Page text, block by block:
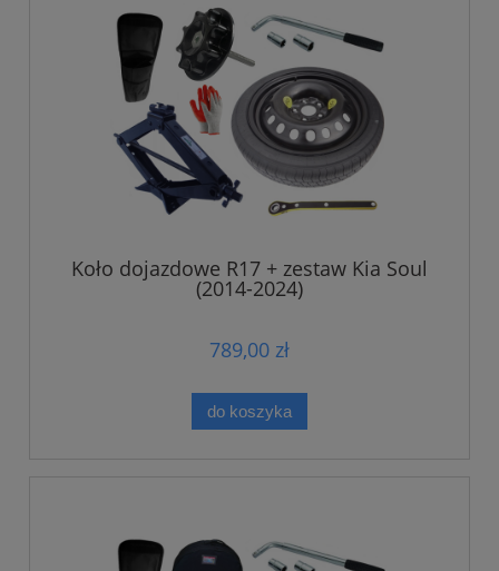
Koło dojazdowe R17 + zestaw Kia Soul
(2014-2024)
789,00 zł
do koszyka